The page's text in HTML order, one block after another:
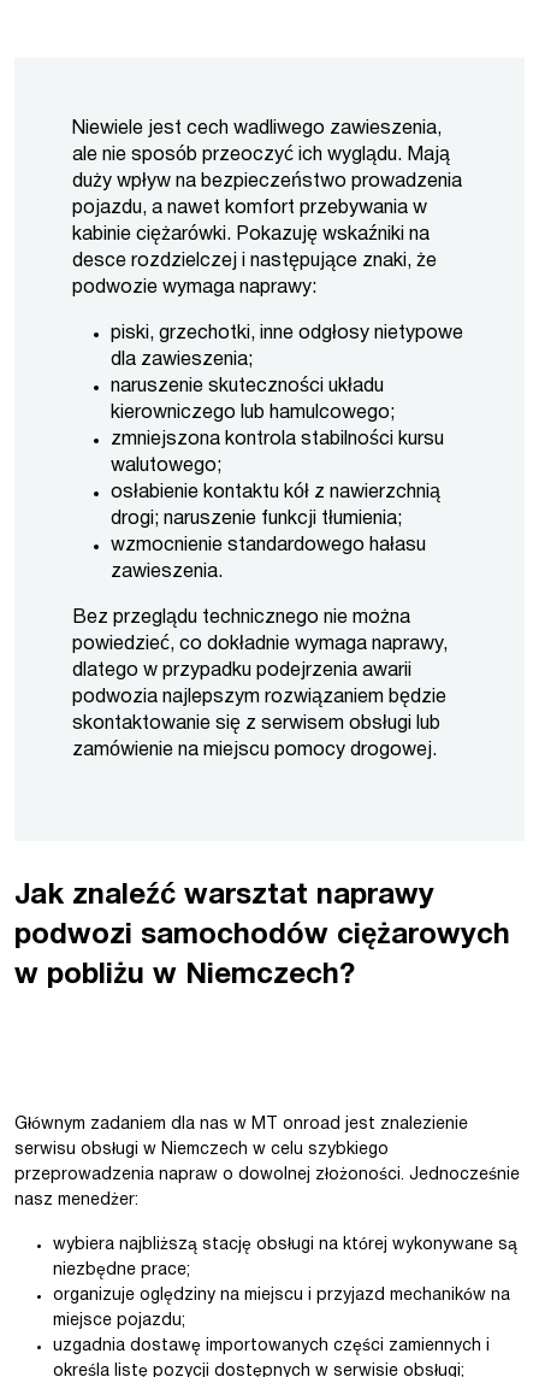
Niewiele jest cech wadliwego zawieszenia,
ale nie sposób przeoczyć ich wyglądu. Mają
duży wpływ na bezpieczeństwo prowadzenia
pojazdu, a nawet komfort przebywania w
kabinie ciężarówki. Pokazuję wskaźniki na
desce rozdzielczej i następujące znaki, że
podwozie wymaga naprawy:
piski, grzechotki, inne odgłosy nietypowe
dla zawieszenia;
naruszenie skuteczności układu
kierowniczego lub hamulcowego;
zmniejszona kontrola stabilności kursu
walutowego;
osłabienie kontaktu kół z nawierzchnią
drogi; naruszenie funkcji tłumienia;
wzmocnienie standardowego hałasu
zawieszenia.
Bez przeglądu technicznego nie można
powiedzieć, co dokładnie wymaga naprawy,
dlatego w przypadku podejrzenia awarii
podwozia najlepszym rozwiązaniem będzie
skontaktowanie się z serwisem obsługi lub
zamówienie na miejscu pomocy drogowej.
Jak znaleźć warsztat naprawy
podwozi samochodów ciężarowych
w pobliżu w Niemczech?
Głównym zadaniem dla nas w MT onroad jest znalezienie
serwisu obsługi w Niemczech w celu szybkiego
przeprowadzenia napraw o dowolnej złożoności. Jednocześnie
nasz menedżer:
wybiera najbliższą stację obsługi na której wykonywane są
niezbędne prace;
organizuje oględziny na miejscu i przyjazd mechaników na
miejsce pojazdu;
uzgadnia dostawę importowanych części zamiennych i
określa listę pozycji dostępnych w serwisie obsługi;